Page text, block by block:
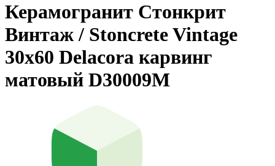
Керамогранит Стонкрит
Винтаж / Stoncrete Vintage
30х60 Delacora карвинг
матовый D30009M